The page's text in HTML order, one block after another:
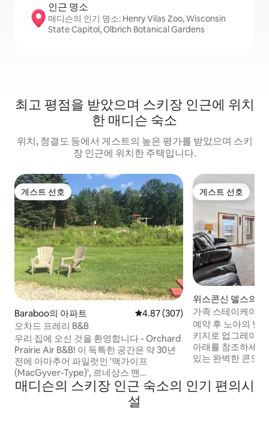
인근 명소
매디슨의 인기 명소: Henry Vilas Zoo, Wisconsin
State Capitol, Olbrich Botanical Gardens
최고 평점을 받았으며 스키장 인근에 위치
한 매디슨 숙소
위치, 청결도 등에서 게스트의 높은 평가를 받았으며 스키
장 인근에 위치한 주택입니다.
게스트 선호
게스트 선호
Baraboo의 아파트 평점 4.87점(5점 만점), 후기 307
4.87 (307)
오차드 프레리 B&B
우리 집에 오신 것을 환영합니다 - Orchard
Prairie Air B&B! 이 독특한 공간은 약 30년
전에 아마추어 파일럿인 '맥가이프
(MacGyver-Type)', 르네상스 맨
(Renaissance Man) 에 의해 지어졌습니다.
38에이커의 깨끗한 위스콘신 랜드에 위치
하고 있으며, 자연을 사랑하는 사람들과 내
게스트 선호
게스트 선호
위스콘신 델스의
가족 스테이케이
클볼
예약 후 노아의 방
키지로 업그레이
아래를 참조하세요. 침실 2개, 욕실 2개
있는 완벽한 콘도
층 구조의 지상층
스타일을 선사합니다. 아름다운 야
매디슨의 스키장 인근 숙소의 인기 편의시
설